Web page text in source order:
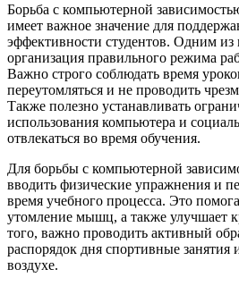
Борьба с компьютерной
имеет важное значение для
эффективности студентов. Одним из
организация правильного режима
Важно строго соблюдать время
переутомляться и не проводить
Также полезно устанавливать
использования компьютера и
отвлекаться во время обучения.
Для борьбы с компьютерной
вводить физические упражнения и
время учебного процесса. Это
утомление мышц, а также улучшает
того, важно проводить активный
распорядок дня спортивные занятия
воздухе.